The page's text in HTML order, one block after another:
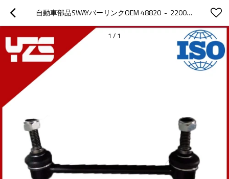
自動車部品SWAYバーリンクOEM 48820  -  22001と競争価格
1 / 1